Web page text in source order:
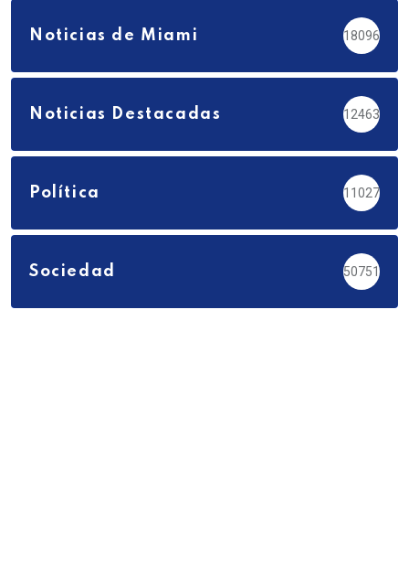
Noticias de Miami 18096
Noticias Destacadas 12463
Política 11027
Sociedad 50751